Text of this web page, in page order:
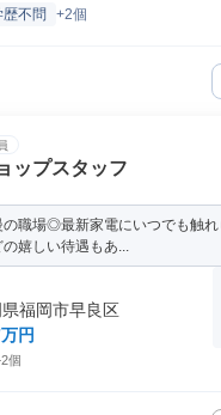
歴不問 +2個
ップスタッフ
の職場◎最新家電にいつでも触
嬉しい待遇もあ...
福岡市早良区
円
個